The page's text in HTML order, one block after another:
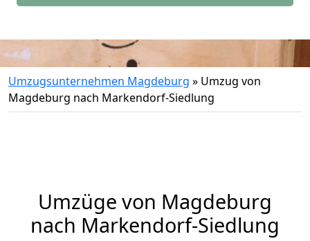
Umzugsunternehmen Magdeburg » Umzug von
Magdeburg nach Markendorf-Siedlung
Umzüge von Magdeburg
nach Markendorf-Siedlung